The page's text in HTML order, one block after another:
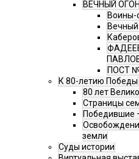
ВЕЧНЫЙ
Воины-
ПОСТ
К 80-летию Победы
80 лет
Страницы
Победившие
земли
Суды истории